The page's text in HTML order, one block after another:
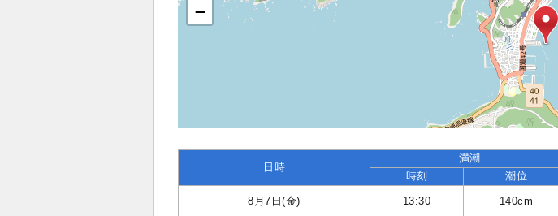
−
日時
満潮
時刻 潮位
8月7日(金) 13:30 140cm